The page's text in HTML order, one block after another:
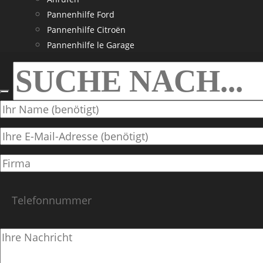
Pannenhilfe Ford
Pannenhilfe Citroën
Pannenhilfe le Garage
SEARCH